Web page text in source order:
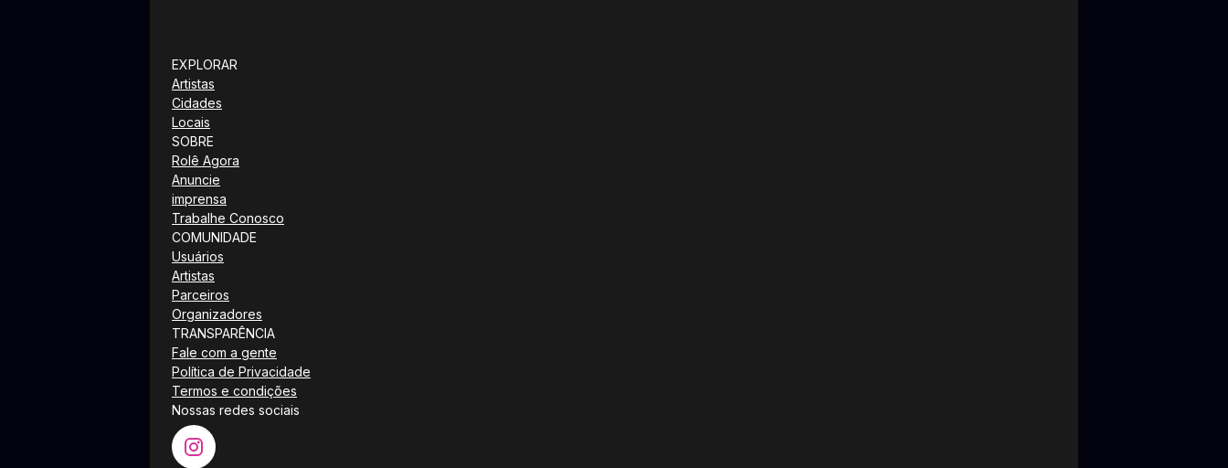
EXPLORAR
Artistas
Cidades
Locais
SOBRE
Rolê Agora
Anuncie
imprensa
Trabalhe Conosco
COMUNIDADE
Usuários
Artistas
Parceiros
Organizadores
TRANSPARÊNCIA
Fale com a gente
Política de Privacidade
Termos e condições
Nossas redes sociais